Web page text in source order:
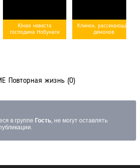
[rating-type-3][/rating-
type-3]
Юная невеста
господина Нобунаги
[rating-type-3][/rating-
Клинок, рассекающий
демонов
Повторная жизнь (0)
в группе Гость, не могут оставлять